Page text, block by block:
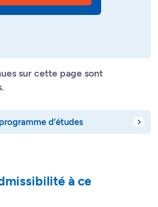
sur cette page sont
d’études
à ce